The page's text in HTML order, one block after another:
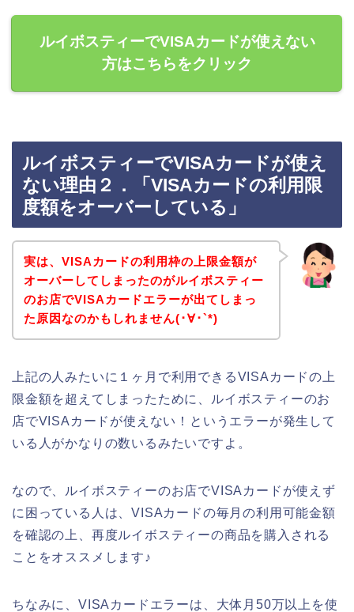
ルイボスティーでVISAカードが使えない
方はこちらをクリック
ルイボスティーでVISAカードが使え
ない理由２．「VISAカードの利用限
度額をオーバーしている」
実は、VISAカードの利用枠の上限金額が
オーバーしてしまったのがルイボスティー
のお店でVISAカードエラーが出てしまっ
た原因なのかもしれません(･∀･`*)
上記の人みたいに１ヶ月で利用できるVISAカードの上
限金額を超えてしまったために、ルイボスティーのお
店でVISAカードが使えない！というエラーが発生して
いる人がかなりの数いるみたいですよ。
なので、ルイボスティーのお店でVISAカードが使えず
に困っている人は、VISAカードの毎月の利用可能金額
を確認の上、再度ルイボスティーの商品を購入される
ことをオススメします♪
ちなみに、VISAカードエラーは、大体月50万以上を使